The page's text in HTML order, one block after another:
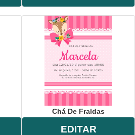
Chá De Fraldas
EDITAR